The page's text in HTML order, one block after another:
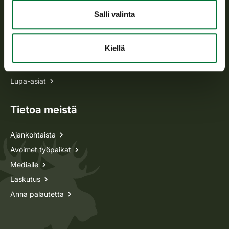
Salli valinta
Kiellä
Oma riista -asiat
Lupa-asiat
Tietoa meistä
Ajankohtaista
Avoimet työpaikat
Medialle
Laskutus
Anna palautetta